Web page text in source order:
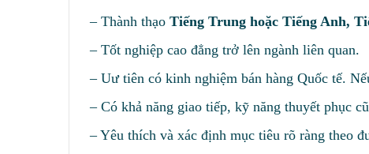
– Thành thạo Tiếng Trung hoặc Tiếng Anh,
– Tốt nghiệp cao đẳng trở lên ngành liên quan.
– Uư tiên có kinh nghiệm bán hàng Quốc tế.
– Có khả năng giao tiếp, kỹ năng thuyết phục
– Yêu thích và xác định mục tiêu rõ ràng theo